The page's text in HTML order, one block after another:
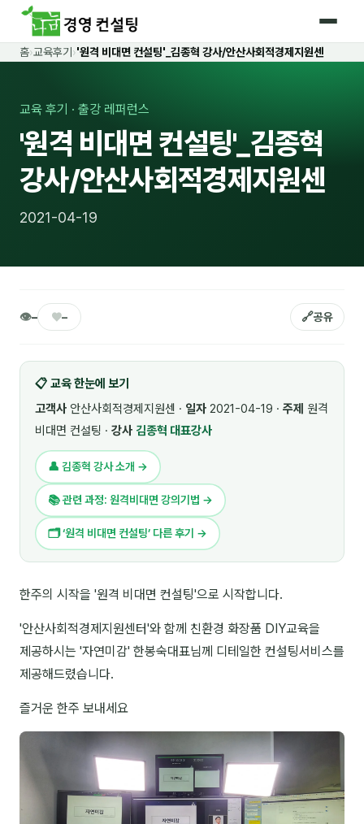
홈
커리큘럼
🛡️ 법정 의무교육 4종
🤖 AI · IT 교육
🧭 경영전략 · 트렌드 8
🎓 강사육성 · 교수법
🏭 산업 특화
💻 IT · 디지털
🎬 영상 · 콘텐츠
📊 프레젠테이션 · 기획
🚀 창업 · 커리어 13
🗣️ 외국어 강의
👥 리더십 · 조직
📚 인문학 · 교양
🤲 협력강사 과정
NEW
📈 B2B 마케팅 3
홈›교육후기 ›'원격 비대면 컨설팅'_김종혁 강사/안산사회적경제지원센
교육 후기 · 출강 레퍼런스
'원격 비대면 컨설팅'_김종혁
강사/안산사회적경제지원센
2021-04-19
👁– ♥– 🔗공유
📋 교육 한눈에 보기
고객사 안산사회적경제지원센 · 일자 2021-04-19 · 주제 원격
비대면 컨설팅 · 강사 김종혁 대표강사
👤 김종혁 강사 소개 →
📚 관련 과정: 원격비대면 강의기법 →
🗂 ‘원격 비대면 컨설팅’ 다른 후기 →
한주의 시작을 '원격 비대면 컨설팅'으로 시작합니다.
'안산사회적경제지원센터'와 함께 친환경 화장품 DIY교육을
제공하시는 '자연미감' 한봉숙대표님께 디테일한 컨설팅서비스를
제공해드렸습니다.
즐거운 한주 보내세요